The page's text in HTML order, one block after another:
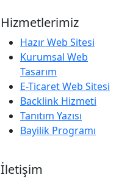
Hizmetlerimiz
Hazır Web Sitesi
Kurumsal Web
Tasarım
E-Ticaret Web Sitesi
Backlink Hizmeti
Tanıtım Yazısı
Bayilik Programı
İletişim